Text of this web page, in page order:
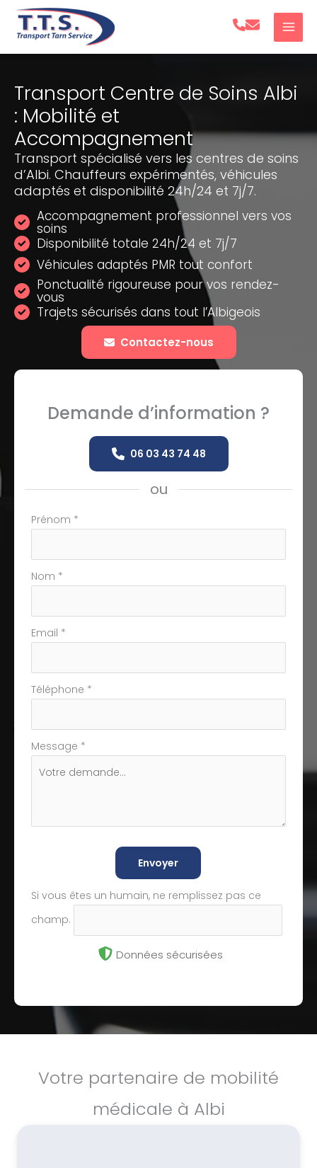
Aller
Transport Centre de Soins Albi
: Mobilité et
Accompagnement
Transport spécialisé vers les centres de soins
d’Albi. Chauffeurs expérimentés, véhicules
adaptés et disponibilité 24h/24 et 7j/7.
Accompagnement professionnel vers vos
soins
Disponibilité totale 24h/24 et 7j/7
Véhicules adaptés PMR tout confort
Ponctualité rigoureuse pour vos rendez-
vous
Trajets sécurisés dans tout l’Albigeois
Contactez-nous
Demande d’information ?
06 03 43 74 48
ou
Formulaire
téléphone
Prénom *
Nom *
Email *
Téléphone *
Message *
Envoyer
Si vous êtes un humain, ne remplissez pas ce
champ.
Données sécurisées
Votre partenaire de mobilité
médicale à Albi